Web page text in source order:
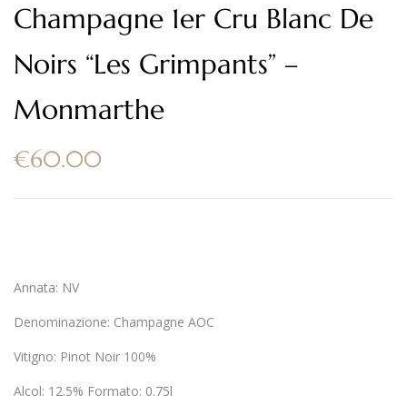
Champagne 1er Cru Blanc De
Noirs “Les Grimpants” –
Monmarthe
€60.00
Annata: NV
Denominazione: Champagne AOC
Vitigno: Pinot Noir 100%
Alcol: 12.5% Formato: 0.75l